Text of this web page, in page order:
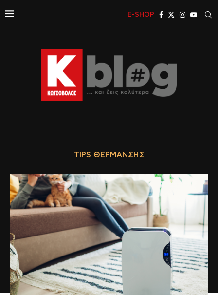
E-SHOP
TIPS ΘΈΡΜΑΝΣΗΣ